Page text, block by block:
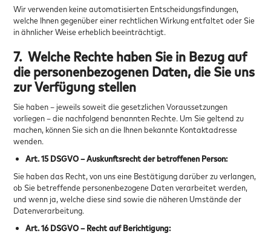
Wir verwenden keine automatisierten Entscheidungsfindungen,
welche Ihnen gegenüber einer rechtlichen Wirkung entfaltet oder Sie
in ähnlicher Weise erheblich beeinträchtigt.
7. Welche Rechte haben Sie in Bezug auf
die personenbezogenen Daten, die Sie uns
zur Verfügung stellen
Sie haben – jeweils soweit die gesetzlichen Voraussetzungen
vorliegen – die nachfolgend benannten Rechte. Um Sie geltend zu
machen, können Sie sich an die Ihnen bekannte Kontaktadresse
wenden.
Art. 15 DSGVO – Auskunftsrecht der betroffenen Person:
Sie haben das Recht, von uns eine Bestätigung darüber zu verlangen,
ob Sie betreffende personenbezogene Daten verarbeitet werden,
und wenn ja, welche diese sind sowie die näheren Umstände der
Datenverarbeitung.
Art. 16 DSGVO – Recht auf Berichtigung: